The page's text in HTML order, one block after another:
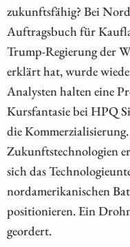
zukunftsfähig? Bei
Auftragsbuch für
Trump-Regierung der
erklärt hat, wurde
Analysten halten eine
Kursfantasie bei HPQ
die
Zukunftstechnologien
sich das
nordamerikanischen
positionieren. Ein
geordert.